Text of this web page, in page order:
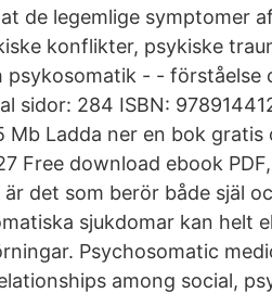
de legemlige symptomer
konflikter, psykiske
psykosomatik - - förståelse
sidor: 284 ISBN:
Mb Ladda ner en bok
Free download ebook
är det som berör både själ
sjukdomar kan helt
Psychosomatic
among social,